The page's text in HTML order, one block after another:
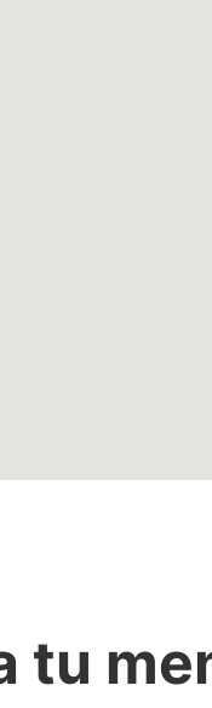
tu